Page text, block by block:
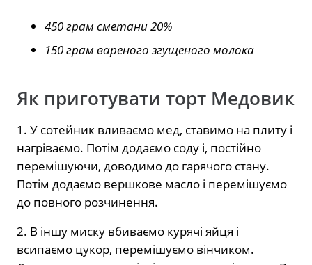
450 грам сметани 20%
150 грам вареного згущеного молока
Як приготувати торт Медовик
1. У сотейник вливаємо мед, ставимо на плиту і
нагріваємо. Потім додаємо соду і, постійно
перемішуючи, доводимо до гарячого стану.
Потім додаємо вершкове масло і перемішуємо
до повного розчинення.
2. В іншу миску вбиваємо курячі яйця і
всипаємо цукор, перемішуємо вінчиком.